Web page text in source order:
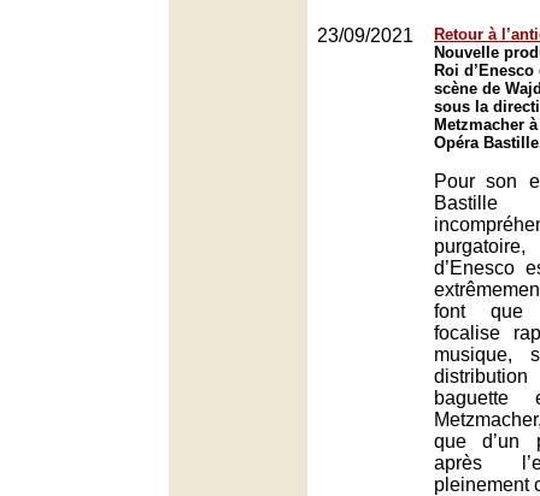
23/09/2021
Retour à
Nouvelle
Roi
scène de
sous la
Metzmacher
Opéra
Pour son
d’Enesco
font que
focalise
musique,
baguette
que d’un
après
pleinement